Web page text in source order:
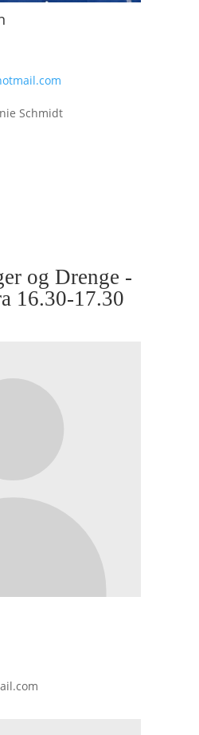
og Drenge -
16.30-17.30